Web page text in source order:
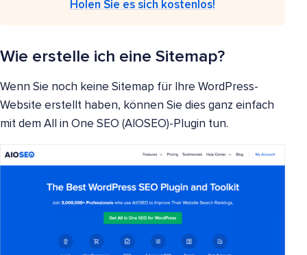
Holen Sie es sich kostenlos!
Wie erstelle ich eine Sitemap?
Wenn Sie noch keine Sitemap für Ihre WordPress-
Website erstellt haben, können Sie dies ganz einfach
mit dem All in One SEO (AIOSEO)-Plugin tun.